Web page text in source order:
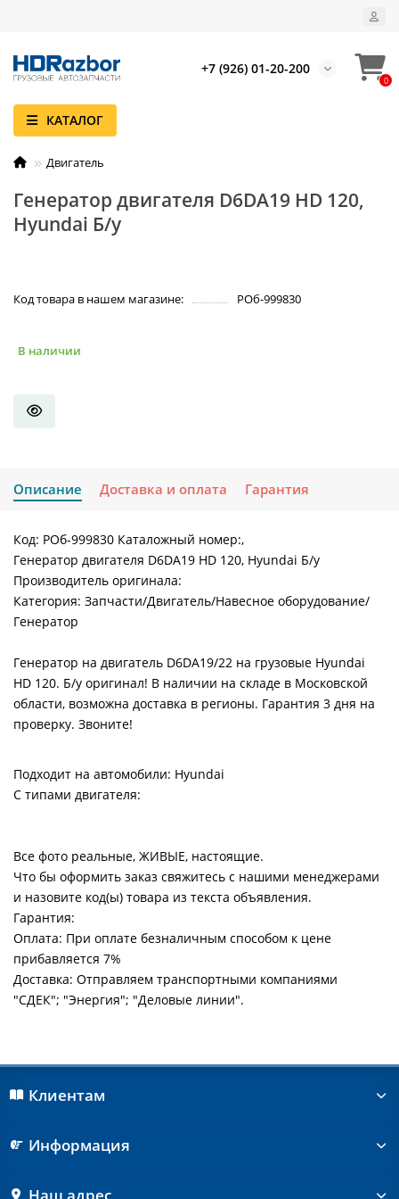
+7 (926) 01-20-200
0
КАТАЛОГ
Двигатель
Генератор двигателя D6DA19 HD 120,
Hyundai Б/у
Код товара в нашем магазине: РОб-999830
В наличии
Описание Доставка и оплата Гарантия
Код: РОб-999830 Каталожный номер:,
Генератор двигателя D6DA19 HD 120, Hyundai Б/у
Производитель оригинала:
Категория: Запчасти/Двигатель/Навесное оборудование/
Генератор
Генератор на двигатель D6DA19/22 на грузовые Hyundai
HD 120. Б/у оригинал! В наличии на складе в Московской
области, возможна доставка в регионы. Гарантия 3 дня на
проверку. Звоните!
Подходит на автомобили: Hyundai
С типами двигателя:
Все фото реальные, ЖИВЫЕ, настоящие.
Что бы оформить заказ свяжитесь с нашими менеджерами
и назовите код(ы) товара из текста объявления.
Гарантия:
Оплата: При оплате безналичным способом к цене
прибавляется 7%
Доставка: Отправляем транспортными компаниями
"СДЕК"; "Энергия"; "Деловые линии".
Клиентам
Информация